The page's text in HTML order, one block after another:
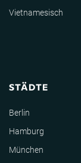
Vietnamesisch
STÄDTE
Berlin
Hamburg
München